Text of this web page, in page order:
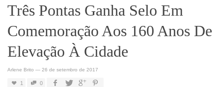
Três Pontas Ganha Selo Em
Comemoração Aos 160 Anos De
Elevação À Cidade
Arlene Brito — 26 de setembro de 2017
1 0